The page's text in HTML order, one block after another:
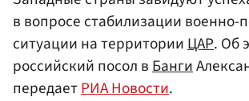
в вопросе стабилизации военно-
ситуации на территорииЦАР. Об
российский посол вБанги
передаетРИА Новости.